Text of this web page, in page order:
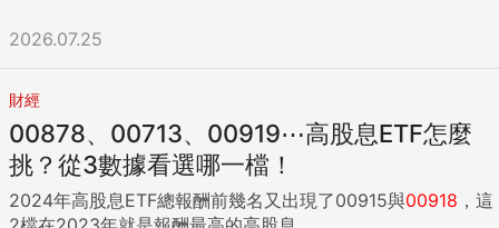
2026.07.25
財經
00878、00713、00919⋯高股息ETF怎麼
挑？從3數據看選哪一檔！
2024年高股息ETF總報酬前幾名又出現了00915與00918 ，這